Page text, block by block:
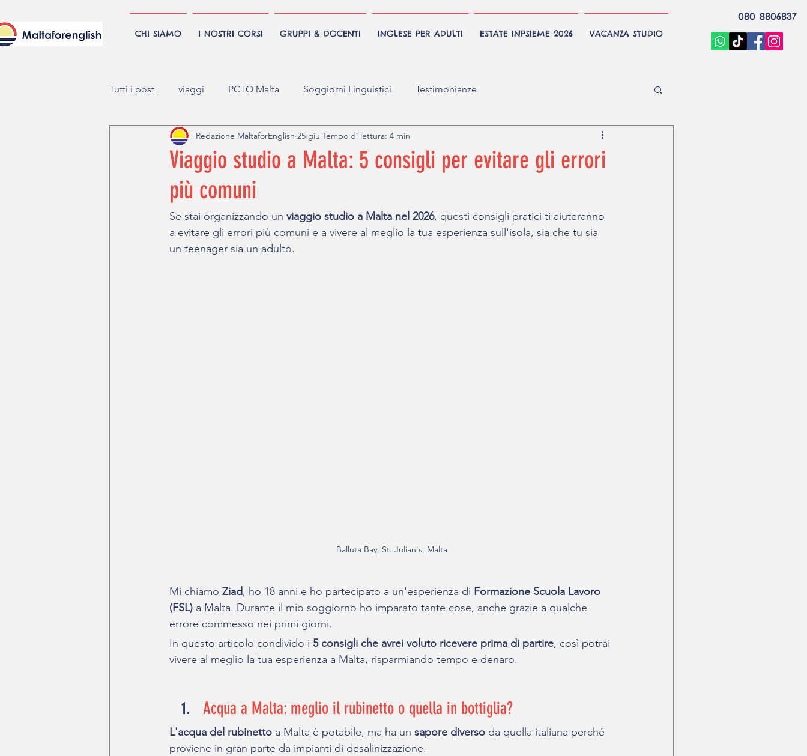
CHI SIAMO I NOSTRI CORSI GRUPPI & DOCENTI INGLESE PER ADULTI ESTATE INPSIEME 2026 VACANZA STUDIO
080 8806837
Tutti i post viaggi PCTO Malta Soggiorni Linguistici Testimonianze
Viaggio studio a Malta: 5 consigli per evitare gli errori
più comuni
Redazione MaltaforEnglish 25 giu Tempo di lettura: 4 min
Se stai organizzando un viaggio studio a Malta nel 2026, questi consigli pratici ti aiuteranno
a evitare gli errori più comuni e a vivere al meglio la tua esperienza sull'isola, sia che tu sia
un teenager sia un adulto.
Balluta Bay, St. Julian's, Malta
Mi chiamo Ziad, ho 18 anni e ho partecipato a un'esperienza di Formazione Scuola Lavoro
(FSL) a Malta. Durante il mio soggiorno ho imparato tante cose, anche grazie a qualche
errore commesso nei primi giorni.
In questo articolo condivido i 5 consigli che avrei voluto ricevere prima di partire, così potrai
vivere al meglio la tua esperienza a Malta, risparmiando tempo e denaro.
Acqua a Malta: meglio il rubinetto o quella in bottiglia?
L'acqua del rubinetto a Malta è potabile, ma ha un sapore diverso da quella italiana perché
proviene in gran parte da impianti di desalinizzazione.